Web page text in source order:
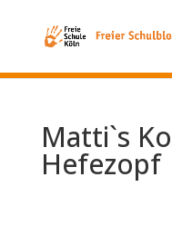
Matti`s
Hefezopf